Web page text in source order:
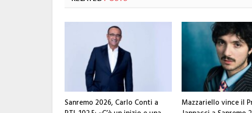
Sanremo 2026, Carlo Conti a
Mazzariello vince il